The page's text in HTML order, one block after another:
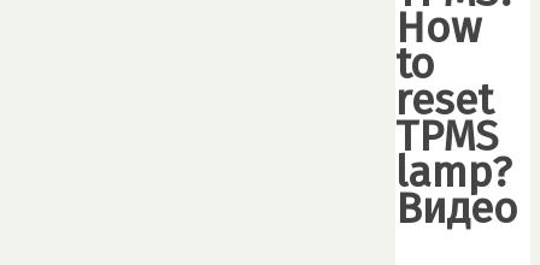
How
to
reset
TPMS
lamp?
Видео